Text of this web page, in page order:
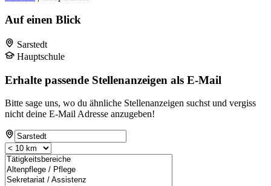
Auf einen Blick
Sarstedt
Hauptschule
Erhalte passende Stellenanzeigen als E-Mail
Bitte sage uns, wo du ähnliche Stellenanzeigen suchst und vergiss
nicht deine E-Mail Adresse anzugeben!